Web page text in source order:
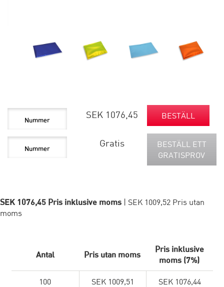
SEK 1076,45 BESTÄLL
Gratis
BESTÄLL ETT
GRATISPROV
SEK 1076,45 Pris inklusive moms | SEK 1009,52 Pris utan
moms
Antal Pris utan moms
Pris inklusive
moms (7%)
100 SEK 1009,51 SEK 1076,44